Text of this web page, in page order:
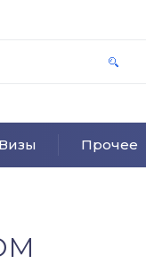
Визы Прочее